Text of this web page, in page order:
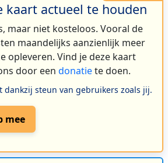
kaart actueel te houden
maar niet kosteloos. Vooral de
maandelijks aanzienlijk meer
opleveren. Vind je deze kaart
door een donatiete doen.
dankzij steun van gebruikers zoals jij.
mee